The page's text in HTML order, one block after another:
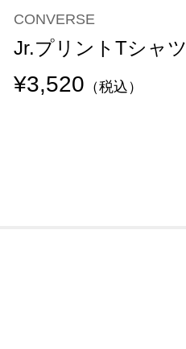
CONVERSE
Jr.プリントTシャツ
¥3,520 （税込）